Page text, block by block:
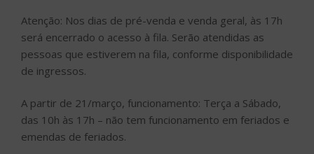
Atenção: Nos dias de pré-venda e venda geral, às 17h
será encerrado o acesso à fila. Serão atendidas as
pessoas que estiverem na fila, conforme disponibilidade
de ingressos.
A partir de 21/março, funcionamento: Terça a Sábado,
das 10h às 17h – não tem funcionamento em feriados e
emendas de feriados.